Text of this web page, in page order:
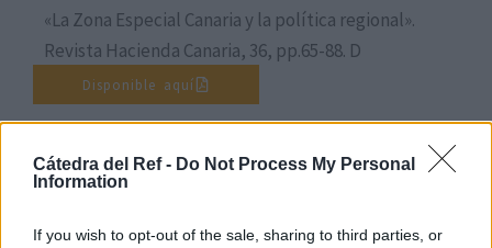
Cátedra del Ref - Do Not Process My Personal
Information
If you wish to opt-out of the sale, sharing to third parties, or
«La Zona Especial Canaria y la política regional».
Revista Hacienda Canaria, 36, pp.65-88. D
Disponible aquí
Olivera Herrera, A.J.